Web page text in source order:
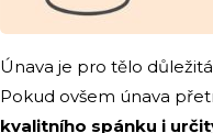
Únava je pro tělo
Pokud ovšem únava
kvalitního spánku i